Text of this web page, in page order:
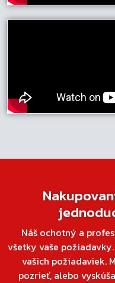
Náš ochotný a
všetky vaše
vašich požiadaviek.
pozrieť, alebo